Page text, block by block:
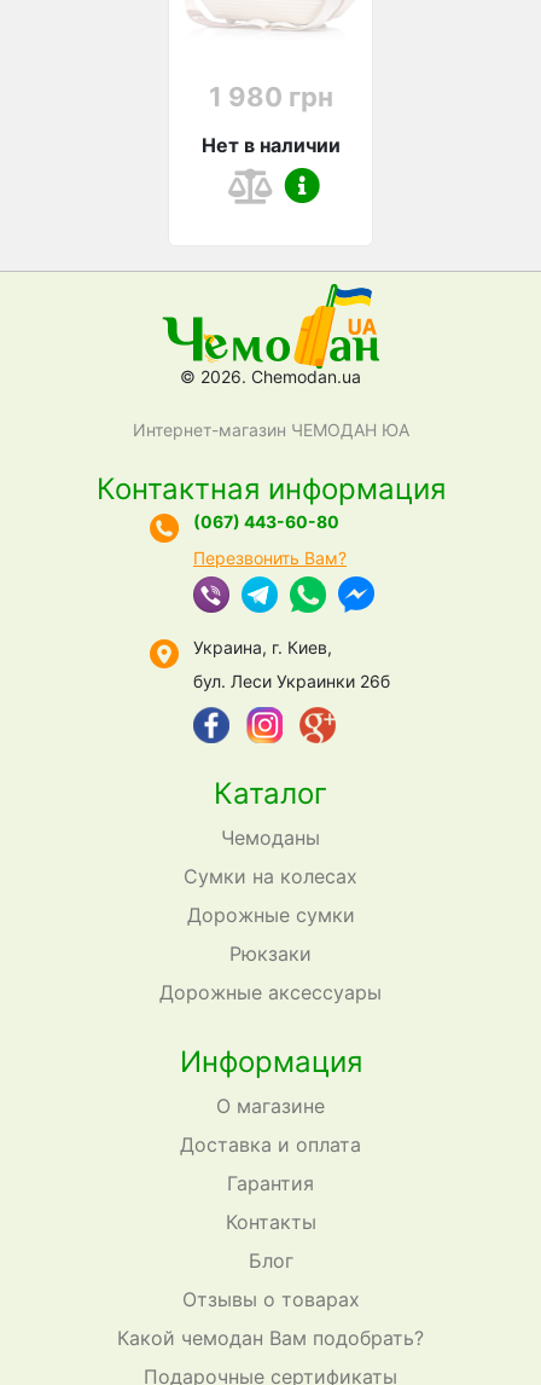
1 980 грн
Нет в наличии
© 2026. Chemodan.ua
Интернет-магазин ЧЕМОДАН ЮА
Каталог
Чемоданы
Сумки на колесах
Дорожные сумки
Рюкзаки
Дорожные аксессуары
Информация
О магазине
Доставка и оплата
Гарантия
Контакты
Блог
Отзывы о товарах
Какой чемодан Вам подобрать?
Подарочные сертификаты
Контактная информация
(067) 443-60-80
Перезвонить Вам?
Украина, г. Киев,
бул. Леси Украинки 26б